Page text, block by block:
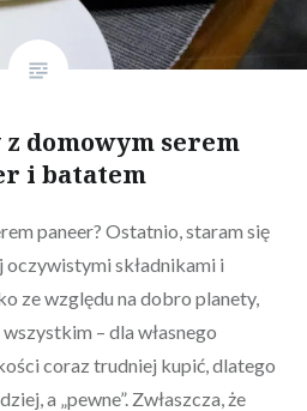
domowym serem
i batatem
paneer? Ostatnio, staram się
składnikami i
ze względu na dobro planety,
– dla własnego
coraz trudniej kupić, dlatego
a „pewne”. Zwłaszcza, że